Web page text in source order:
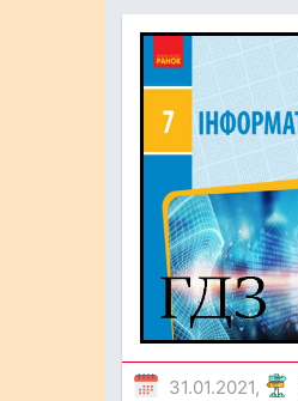
31.01.2021,